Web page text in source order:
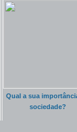
Qual a sua
sociedade?